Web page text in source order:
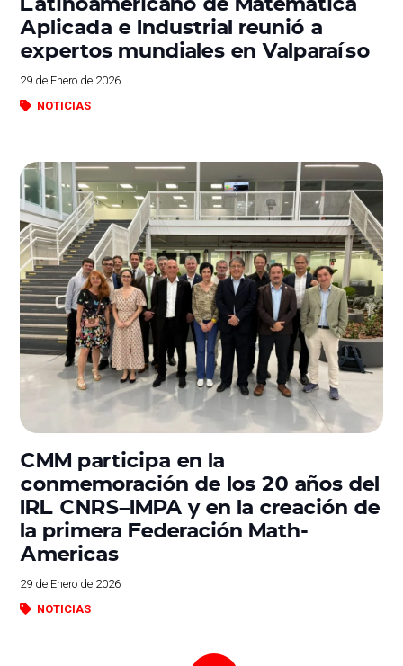
Aplicada e Industrial reunió a
expertos mundiales en Valparaíso
29 de Enero de 2026
NOTICIAS
CMM participa en la
conmemoración de los 20 años del
IRL CNRS–IMPA y en la creación de
la primera Federación Math-
Americas
29 de Enero de 2026
NOTICIAS